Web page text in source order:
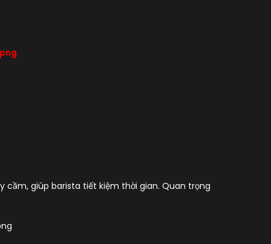
cầm, giúp barista tiết kiệm thời gian. Quan trọng